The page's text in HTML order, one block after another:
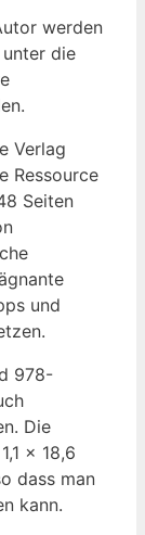
werden
die
Verlag
Ressource
Seiten
und
978-
Die
x 18,6
dass man
kann.